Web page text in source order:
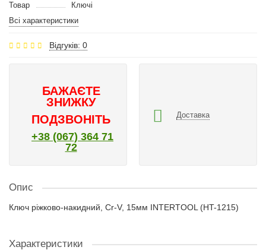
Товар
Ключі
Всі характеристики
Відгуків: 0
БАЖАЄТЕ
ЗНИЖКУ
ПОДЗВОНІТЬ
+38 (067) 364 71
72
Доставка
Опис
Ключ ріжково-накидний, Cr-V, 15мм INTERTOOL (HT-1215)
Характеристики